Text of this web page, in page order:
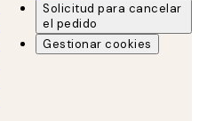
Solicitud para cancelar
el pedido
Gestionar cookies